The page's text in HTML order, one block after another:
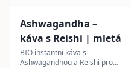
Ashwagandha –
káva s Reishi | mletá
BIO instantní káva s
Ashwagandhou a Reishi pro